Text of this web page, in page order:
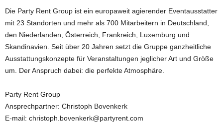
Die Party Rent Group ist ein europaweit agierender Eventausstatter
mit 23 Standorten und mehr als 700 Mitarbeitern in Deutschland,
den Niederlanden, Österreich, Frankreich, Luxemburg und
Skandinavien. Seit über 20 Jahren setzt die Gruppe ganzheitliche
Ausstattungskonzepte für Veranstaltungen jeglicher Art und Größe
um. Der Anspruch dabei: die perfekte Atmosphäre.
Party Rent Group
Ansprechpartner: Christoph Bovenkerk
E-mail: christoph.bovenkerk@partyrent.com